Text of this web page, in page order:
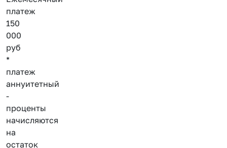
платеж
150
000
руб
*
платеж
аннуитетный
-
проценты
начисляются
на
остаток